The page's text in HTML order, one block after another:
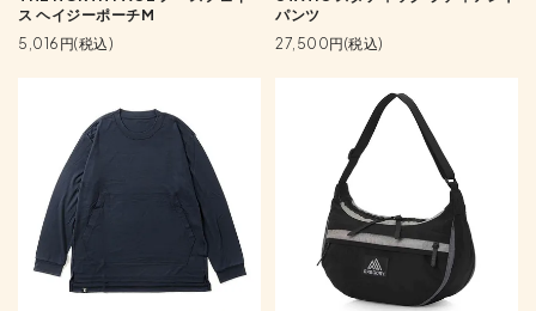
ス ヘイジーポーチM
5,016円(税込)
パンツ
27,500円(税込)